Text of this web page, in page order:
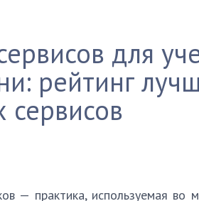
для
рейтинг
сервисов
— практика, используемая во